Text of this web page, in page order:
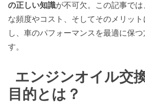
の正しい知識が不可欠。この記事で
な頻度やコスト、そしてそのメリッ
し、車のパフォーマンスを最適に保
す。
エンジンオイル交
目的とは？